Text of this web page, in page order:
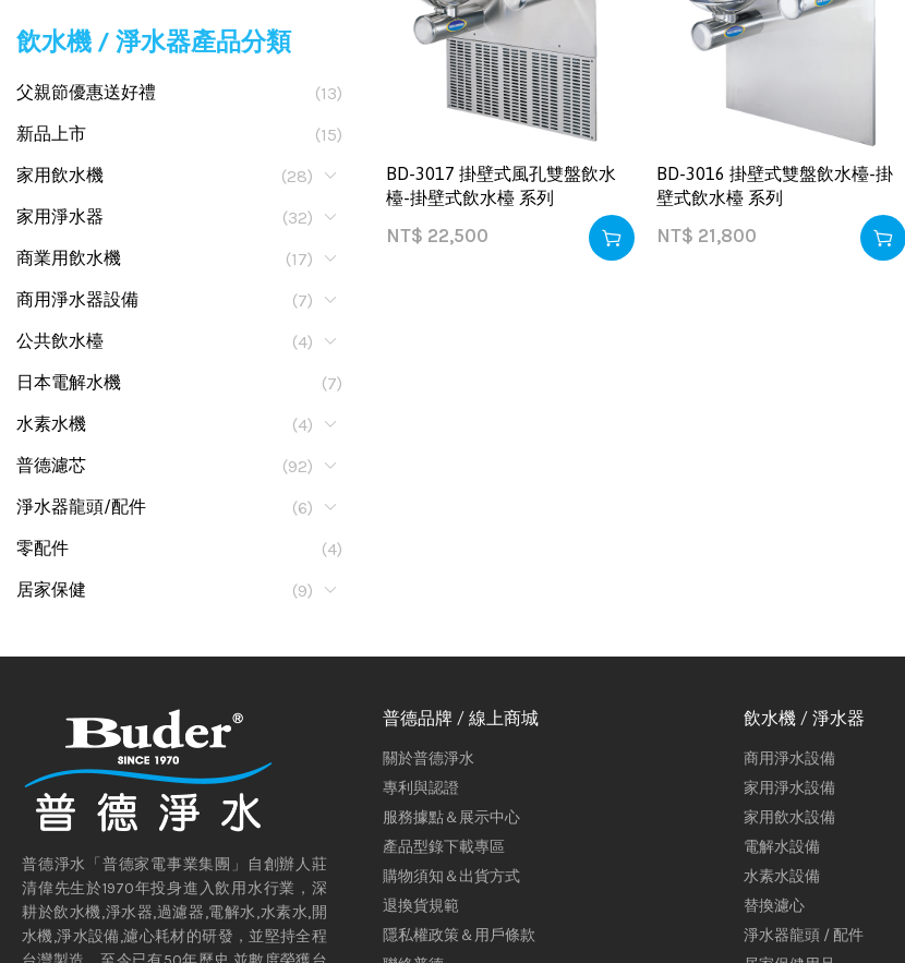
飲水機 / 淨水器產品分類
父親節優惠送好禮
(13)
新品上市
(15)
家用飲水機
(28)
家用淨水器
(32)
商業用飲水機
(17)
商用淨水器設備
(7)
公共飲水檯
(4)
日本電解水機
(7)
水素水機
(4)
普德濾芯
(92)
淨水器龍頭/配件
(6)
零配件
(4)
居家保健
(9)
BD-3017 掛壁式風孔雙盤飲水
檯-掛壁式飲水檯 系列
NT$ 22,500
BD-3016 掛壁式雙盤飲水檯-掛
壁式飲水檯 系列
NT$ 21,800
普德淨水「普德家電事業集團」自創辦人莊
清偉先生於1970年投身進入飲用水行業，深
耕於飲水機,淨水器,過濾器,電解水,水素水,開
水機,淨水設備,濾心耗材的研發，並堅持全程
普德品牌 / 線上商城
關於普德淨水
專利與認證
服務據點＆展示中心
產品型錄下載專區
購物須知＆出貨方式
退換貨規範
隱私權政策＆用戶條款
飲水機 / 淨水器
商用淨水設備
家用淨水設備
家用飲水設備
電解水設備
水素水設備
替換濾心
淨水器龍頭 / 配件